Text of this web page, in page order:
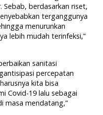
Sebab, berdasarkan riset,
terganggunya
menurunkan
lebih mudah terinfeksi,”
sanitasi
percepatan
kita bisa
Covid-19 lalu sebagai
masa mendatang,”